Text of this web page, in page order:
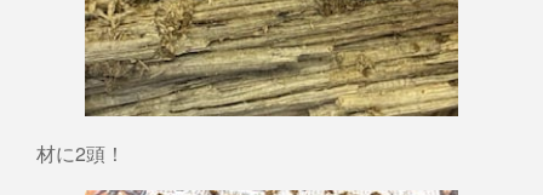
材に2頭！